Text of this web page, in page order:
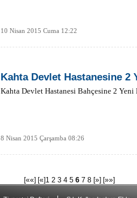
10 Nisan 2015 Cuma 12:22
Kahta Devlet Hastanesine 2
Kahta Devlet Hastanesi Bahçesine 2 Yeni
8 Nisan 2015 Çarşamba 08:26
[««] [«]1 2 3 4 5 6 7 8 [»] [»»]